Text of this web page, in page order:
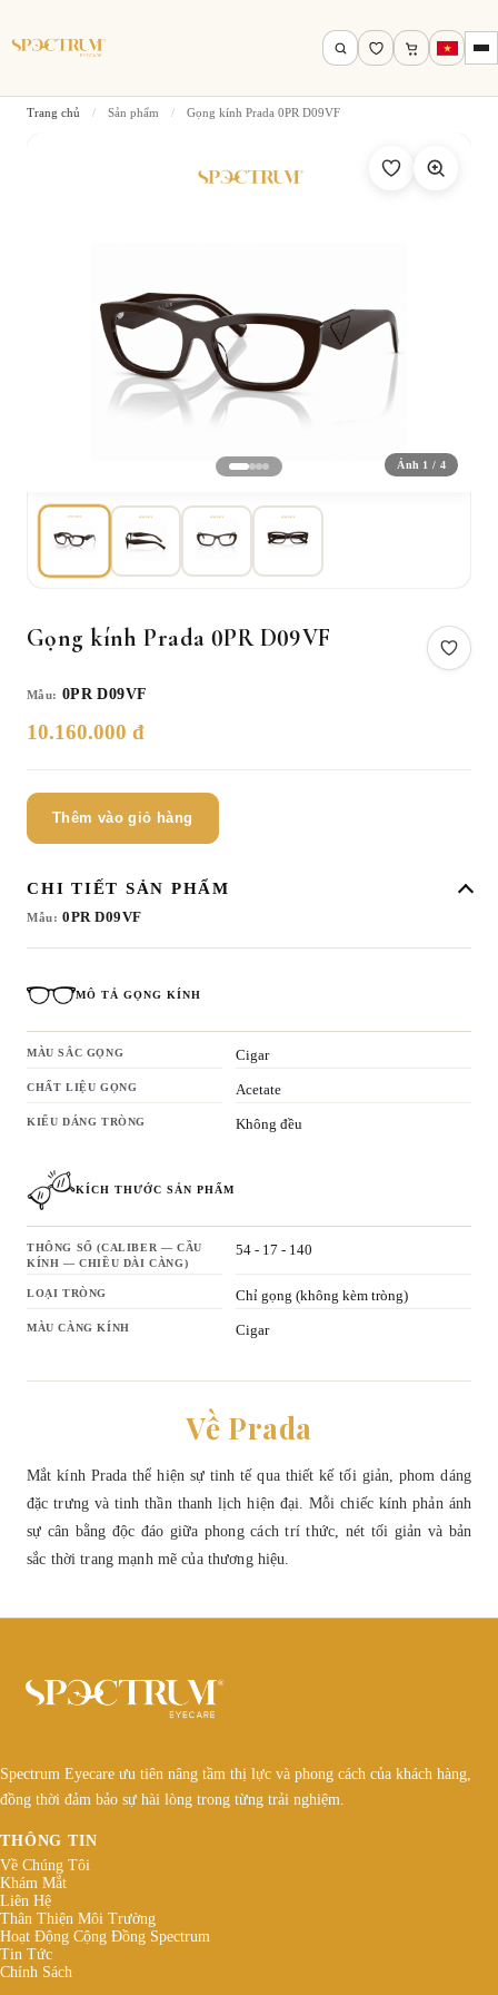
Tìm theo tên, mã gọng, thương hiệu…
Tìm kiếm
Trang chủ / Sản phẩm / Gọng kính Prada 0PR D09VF
Ảnh 1 / 4
Gọng kính Prada 0PR D09VF
Mẫu: 0PR D09VF
10.160.000 đ
Thêm vào giỏ hàng
CHI TIẾT SẢN PHẨM
Mẫu: 0PR D09VF
MÔ TẢ GỌNG KÍNH
MÀU SẮC GỌNG Cigar
CHẤT LIỆU GỌNG Acetate
KIỂU DÁNG TRÒNG Không đều
KÍCH THƯỚC SẢN PHẨM
THÔNG SỐ (CALIBER — CẦU
KÍNH — CHIỀU DÀI CÀNG)
54 - 17 - 140
LOẠI TRÒNG Chỉ gọng (không kèm tròng)
MÀU CÀNG KÍNH Cigar
Về Prada
Mắt kính Prada thể hiện sự tinh tế qua thiết kế tối giản, phom dáng
đặc trưng và tinh thần thanh lịch hiện đại. Mỗi chiếc kính phản ánh
sự cân bằng độc đáo giữa phong cách trí thức, nét tối giản và bản
sắc thời trang mạnh mẽ của thương hiệu.
Spectrum Eyecare ưu tiên nâng tầm thị lực và phong cách của khách hàng,
đồng thời đảm bảo sự hài lòng trong từng trải nghiệm.
THÔNG TIN
Về Chúng Tôi
Khám Mắt
Liên Hệ
Thân Thiện Môi Trường
Hoạt Động Cộng Đồng Spectrum
Tin Tức
Chính Sách